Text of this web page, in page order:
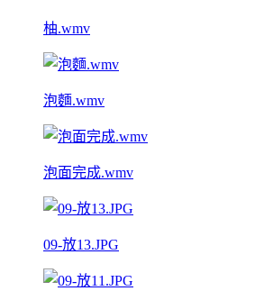
柚.wmv
泡麵.wmv
泡面完成.wmv
09-放13.JPG